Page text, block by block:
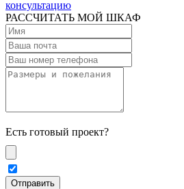
консультацию
РАССЧИТАТЬ МОЙ ШКАФ
Есть готовый проект?